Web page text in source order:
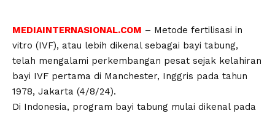
MEDIAINTERNASIONAL.COM – Metode fertilisasi in
vitro (IVF), atau lebih dikenal sebagai bayi tabung,
telah mengalami perkembangan pesat sejak kelahiran
bayi IVF pertama di Manchester, Inggris pada tahun
1978, Jakarta (4/8/24).
Di Indonesia, program bayi tabung mulai dikenal pada